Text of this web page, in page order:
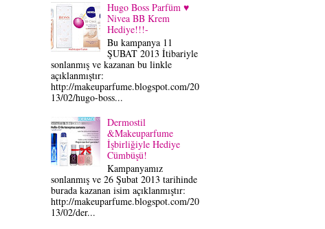
Hugo Boss Parfüm ♥
Nivea BB Krem
Hediye!!!-
Bu kampanya 11
ŞUBAT 2013 İtibariyle
sonlanmış ve kazanan bu linkle
açıklanmıştır:
http://makeuparfume.blogspot.com/20
13/02/hugo-boss...
Dermostil
&Makeuparfume
İşbirliğiyle Hediye
Cümbüşü!
Kampanyamız
sonlanmış ve 26 Şubat 2013 tarihinde
burada kazanan isim açıklanmıştır:
http://makeuparfume.blogspot.com/20
13/02/der...